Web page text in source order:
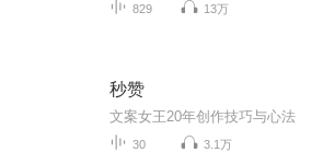
829 13万
秒赞
文案女王20年创作技巧与心法
30 3.1万